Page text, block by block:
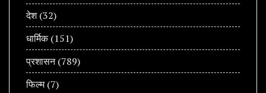
देश(32)
धार्मिक(151)
प्रशासन(789)
फिल्म(7)